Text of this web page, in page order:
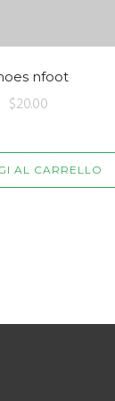
nfoot
$20.00
AL CARRELLO